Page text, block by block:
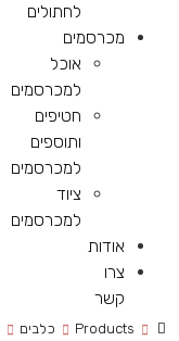
לחתולים
מכרסמים
אוכל
למכרסמים
חטיפים
ותוספים
למכרסמים
ציוד
למכרסמים
אודות
צרו
קשר
Products כלבים